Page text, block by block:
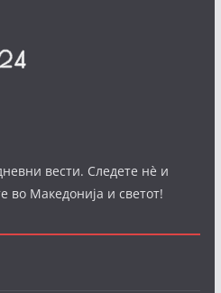
вести. Следете нè и
во Македонија и светот!